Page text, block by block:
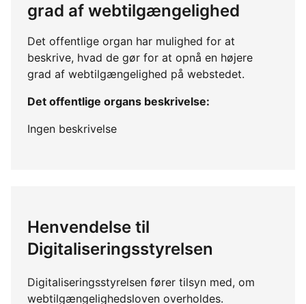
grad af webtilgængelighed
Det offentlige organ har mulighed for at
beskrive, hvad de gør for at opnå en højere
grad af webtilgængelighed på webstedet.
Det offentlige organs beskrivelse:
Ingen beskrivelse
Henvendelse til
Digitaliseringsstyrelsen
Digitaliseringsstyrelsen fører tilsyn med, om
webtilgængelighedsloven overholdes.